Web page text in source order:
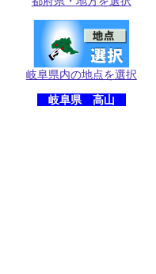
岐阜県内の地点を選択
岐阜県 高山